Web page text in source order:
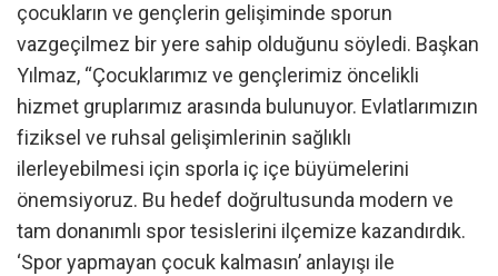
çocukların ve gençlerin gelişiminde sporun
vazgeçilmez bir yere sahip olduğunu söyledi. Başkan
Yılmaz, “Çocuklarımız ve gençlerimiz öncelikli
hizmet gruplarımız arasında bulunuyor. Evlatlarımızın
fiziksel ve ruhsal gelişimlerinin sağlıklı
ilerleyebilmesi için sporla iç içe büyümelerini
önemsiyoruz. Bu hedef doğrultusunda modern ve
tam donanımlı spor tesislerini ilçemize kazandırdık.
‘Spor yapmayan çocuk kalmasın’ anlayışı ile